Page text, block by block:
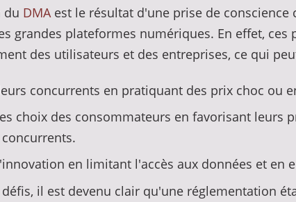
du DMAest le résultat d'une prise de conscience
grandes plateformes numériques. En effet,
des utilisateurs et des entreprises, ce qui
concurrents en pratiquant des prix choc ou
choix des consommateurs en favorisant leurs
en limitant l'accès aux données et en
défis, il est devenu clair qu'une réglementation